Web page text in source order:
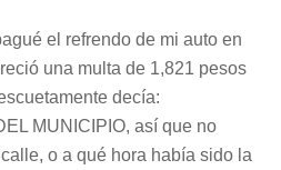
el refrendo de mi auto en
una multa de 1,821 pesos
decía:
MUNICIPIO, así que no
o a qué hora había sido la